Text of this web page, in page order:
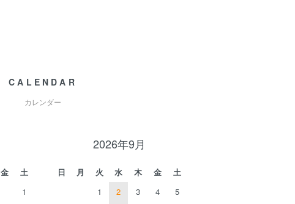
CALENDAR
カレンダー
金
土
1
2026年9月
日 月 火 水 木 金
土
1
2 3 4
5